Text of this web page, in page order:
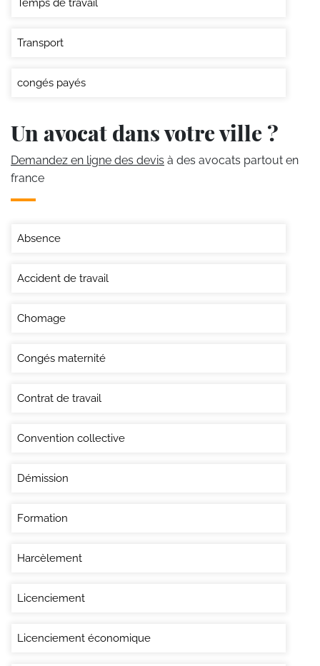
Temps de travail
Transport
congés payés
Un avocat dans votre ville ?
Demandez en ligne des devis à des avocats partout en
france
Absence
Accident de travail
Chomage
Congés maternité
Contrat de travail
Convention collective
Démission
Formation
Harcèlement
Licenciement
Licenciement économique